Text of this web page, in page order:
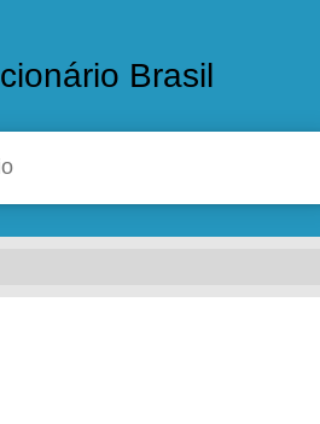
Brasil